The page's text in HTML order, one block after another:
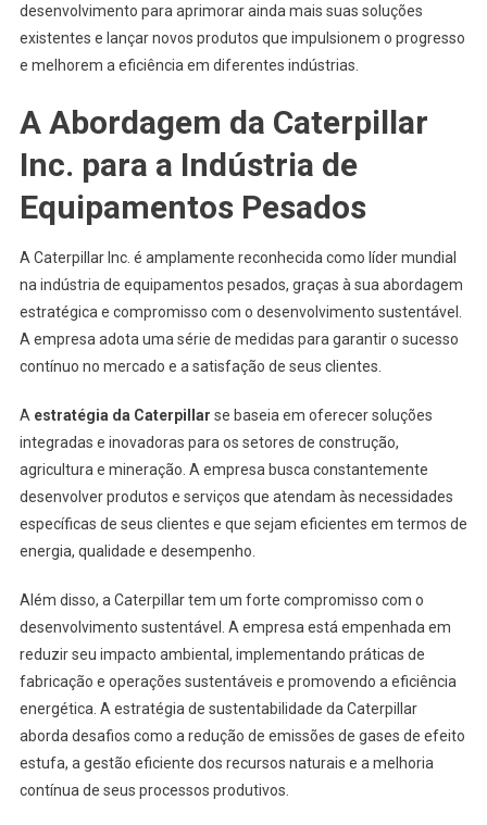
desenvolvimento para aprimorar ainda mais suas soluções
existentes e lançar novos produtos que impulsionem o progresso
e melhorem a eficiência em diferentes indústrias.
A Abordagem da Caterpillar
Inc. para a Indústria de
Equipamentos Pesados
A Caterpillar Inc. é amplamente reconhecida como líder mundial
na indústria de equipamentos pesados, graças à sua abordagem
estratégica e compromisso com o desenvolvimento sustentável.
A empresa adota uma série de medidas para garantir o sucesso
contínuo no mercado e a satisfação de seus clientes.
A estratégia da Caterpillar se baseia em oferecer soluções
integradas e inovadoras para os setores de construção,
agricultura e mineração. A empresa busca constantemente
desenvolver produtos e serviços que atendam às necessidades
específicas de seus clientes e que sejam eficientes em termos de
energia, qualidade e desempenho.
Além disso, a Caterpillar tem um forte compromisso com o
desenvolvimento sustentável. A empresa está empenhada em
reduzir seu impacto ambiental, implementando práticas de
fabricação e operações sustentáveis e promovendo a eficiência
energética. A estratégia de sustentabilidade da Caterpillar
aborda desafios como a redução de emissões de gases de efeito
estufa, a gestão eficiente dos recursos naturais e a melhoria
contínua de seus processos produtivos.